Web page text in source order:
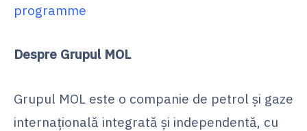
programme
Despre Grupul MOL
Grupul MOL este o companie de petrol și gaze
internațională integrată și independentă, cu